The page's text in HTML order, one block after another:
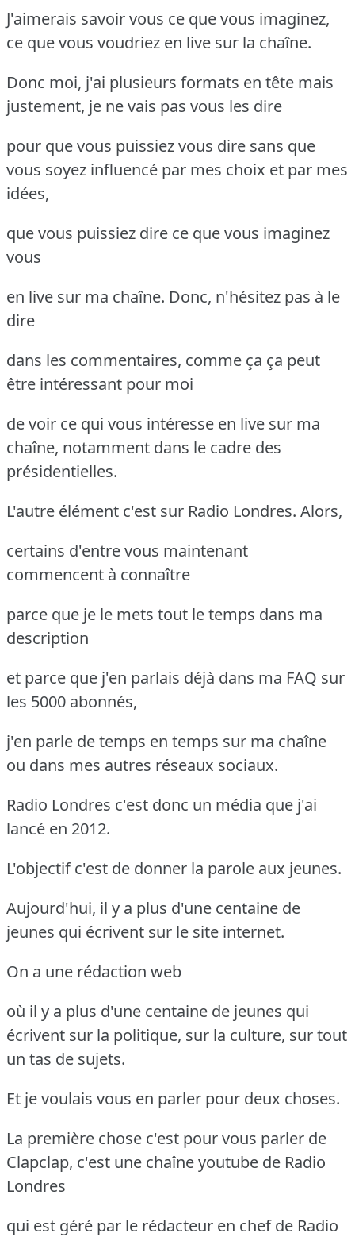
J'aimerais savoir vous ce que vous imaginez,
ce que vous voudriez en live sur la chaîne.
Donc moi, j'ai plusieurs formats en tête mais
justement, je ne vais pas vous les dire
pour que vous puissiez vous dire sans que
vous soyez influencé par mes choix et par mes
idées,
que vous puissiez dire ce que vous imaginez
vous
en live sur ma chaîne. Donc, n'hésitez pas à le
dire
dans les commentaires, comme ça ça peut
être intéressant pour moi
de voir ce qui vous intéresse en live sur ma
chaîne, notamment dans le cadre des
présidentielles.
L'autre élément c'est sur Radio Londres. Alors,
certains d'entre vous maintenant
commencent à connaître
parce que je le mets tout le temps dans ma
description
et parce que j'en parlais déjà dans ma FAQ sur
les 5000 abonnés,
j'en parle de temps en temps sur ma chaîne
ou dans mes autres réseaux sociaux.
Radio Londres c'est donc un média que j'ai
lancé en 2012.
L'objectif c'est de donner la parole aux jeunes.
Aujourd'hui, il y a plus d'une centaine de
jeunes qui écrivent sur le site internet.
On a une rédaction web
où il y a plus d'une centaine de jeunes qui
écrivent sur la politique, sur la culture, sur tout
un tas de sujets.
Et je voulais vous en parler pour deux choses.
La première chose c'est pour vous parler de
Clapclap, c'est une chaîne youtube de Radio
Londres
qui est géré par le rédacteur en chef de Radio